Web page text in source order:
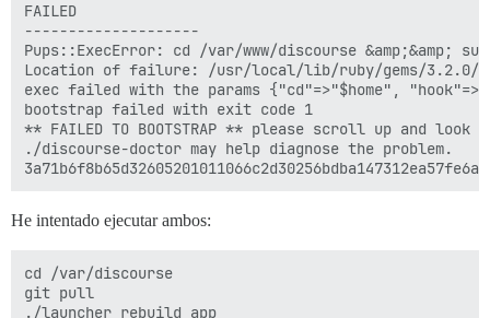
FAILED
--------------------
Pups::ExecError: cd /var/www/discourse
Location of failure: /usr/local/lib/ruby/gems/3.2.0/
exec failed with the params {"cd"=>"$home",
bootstrap failed with exit code 1
** FAILED TO BOOTSTRAP ** please scroll up and
./discourse-doctor may help diagnose the problem.
He intentado ejecutar ambos:
cd /var/discourse
git pull